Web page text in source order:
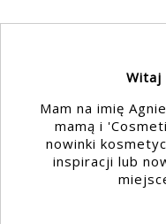
Witaj
Mam na imię
mamą i
nowinki
inspiracji lub